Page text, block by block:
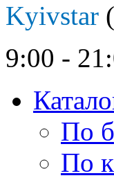
Kyivstar
9:00 -
По
По